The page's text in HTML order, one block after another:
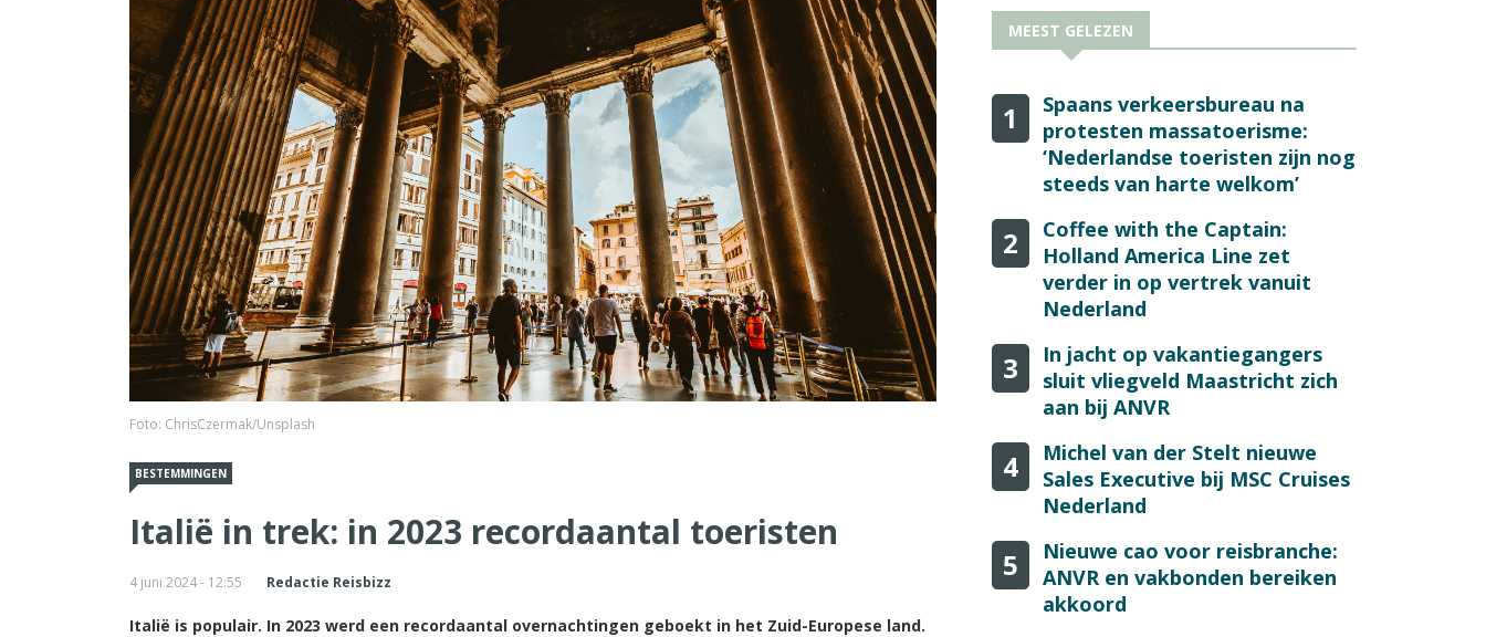
Foto: ChrisCzermak/Unsplash
BESTEMMINGEN
Italië in trek: in 2023 recordaantal toeristen
4 juni 2024 - 12:55 Redactie Reisbizz
Italië is populair. In 2023 werd een recordaantal overnachtingen geboekt in het Zuid-Europese land.
MEEST GELEZEN
1
Spaans verkeersbureau na
protesten massatoerisme:
‘Nederlandse toeristen zijn nog
steeds van harte welkom’
2
Coffee with the Captain:
Holland America Line zet
verder in op vertrek vanuit
Nederland
3
In jacht op vakantiegangers
sluit vliegveld Maastricht zich
aan bij ANVR
4
Michel van der Stelt nieuwe
Sales Executive bij MSC Cruises
Nederland
5
Nieuwe cao voor reisbranche:
ANVR en vakbonden bereiken
akkoord